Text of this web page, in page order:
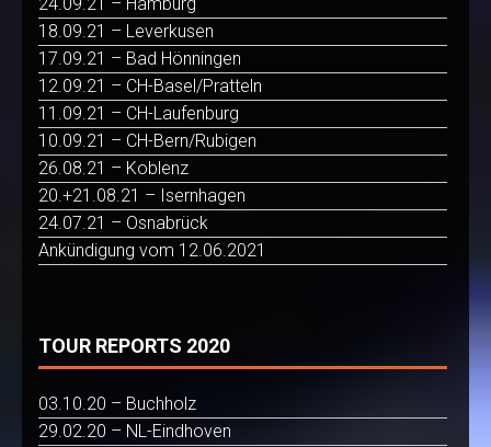
18.09.21 – Leverkusen
17.09.21 – Bad Hönningen
12.09.21 – CH-Basel/Pratteln
11.09.21 – CH-Laufenburg
10.09.21 – CH-Bern/Rubigen
26.08.21 – Koblenz
20.+21.08.21 – Isernhagen
24.07.21 – Osnabrück
Ankündigung vom 12.06.2021
TOUR REPORTS 2020
03.10.20 – Buchholz
29.02.20 – NL-Eindhoven